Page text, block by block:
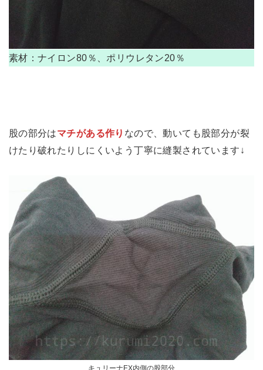
素材：ナイロン80％、ポリウレタン20％
股の部分はマチがある作り なので、動いても股部分が裂
けたり破れたりしにくいよう丁寧に縫製されています↓